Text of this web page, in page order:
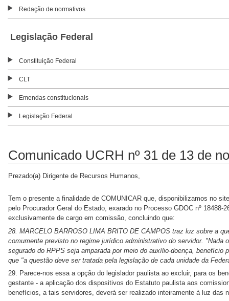
Redação de normativos
Legislação Federal
Constituição Federal
CLT
Emendas constitucionais
Legislação Federal
Comunicado UCRH nº 31 de 13 de
Prezado(a) Dirigente de Recursos Humanos,
Tem o presente a finalidade de COMUNICAR que, disponibilizamos no
pelo Procurador Geral do Estado, exarado no Processo GDOC nº
exclusivamente de cargo em comissão, concluindo que:
28. MARCELO BARROSO LIMA BRITO DE CAMPOS traz luz sobre a
comumente previsto no regime jurídico administrativo do servidor.
segurado do RPPS seja amparada por meio do auxílio-doença,
que "a questão deve ser tratada pela legislação de cada unidade da
29. Parece-nos essa a opção do legislador paulista ao excluir, para os
gestante - a aplicação dos dispositivos do Estatuto paulista aos
benefícios, a tais servidores, deverá ser realizado inteiramente à luz das